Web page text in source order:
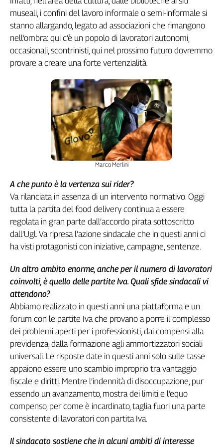
Cerca
Contatti
Newsletter
museali, i confini del lavoro informale o semi-informale si
stanno allargando, legato ad associazioni che rimangono
nell’ombra: qui c’è un popolo di lavoratori autonomi,
occasionali, scontrinisti, qui nel prossimo futuro dovremmo
provare a creare una forte vertenzialità.
Marco Merlini
A che punto è la vertenza sui rider?
Va rilanciata in assenza di un intervento normativo. Oggi
tutta la partita del food delivery continua a essere
regolata in gran parte dall’accordo pirata sottoscritto
dall’Ugl. Va ripresa l’azione sindacale che in questi anni ci
ha visti protagonisti con iniziative, campagne, sentenze.
Un altro ambito enorme, anche per il numero di lavoratori
coinvolti, è quello delle partite Iva. Quali sfide sindacali vi
attendono?
Abbiamo realizzato in questi anni una piattaforma e un
forum con le partite Iva che provano a porre il complesso
dei problemi aperti per i professionisti, dai compensi alla
previdenza, dalla formazione agli ammortizzatori sociali
universali. Le risposte date in questi anni solo sulle tasse
appaiono essere uno scambio improprio tra vantaggio
fiscale e diritti. Mentre l’indennità di disoccupazione, pur
essendo un avanzamento, mostra dei limiti e l’equo
compenso, per come è incardinato, taglia fuori una parte
consistente di lavoratori con partita Iva.
Il sindacato sostiene che in alcuni ambiti di interesse